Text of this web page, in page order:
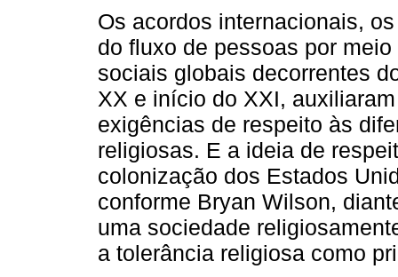
Os acordos internacionais,
do fluxo de pessoas por
sociais globais decorrentes
XX e início do XXI,
exigências de respeito às
religiosas. E a ideia de
colonização dos Estados
conforme Bryan Wilson,
uma sociedade
a tolerância religiosa como